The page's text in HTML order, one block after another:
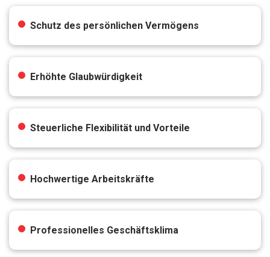
Schutz des persönlichen Vermögens
Erhöhte Glaubwürdigkeit
Steuerliche Flexibilität und Vorteile
Hochwertige Arbeitskräfte
Professionelles Geschäftsklima